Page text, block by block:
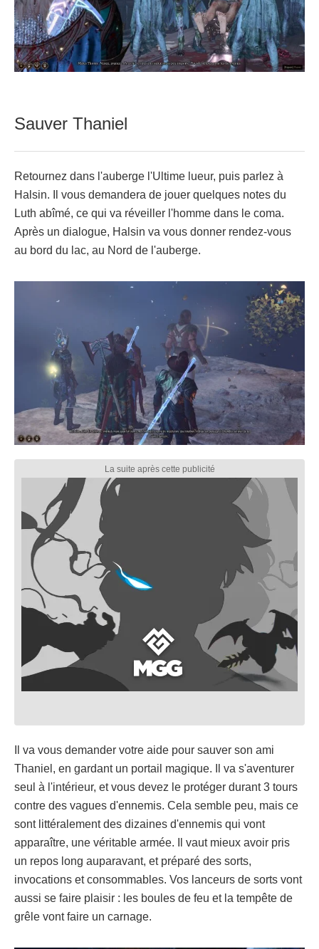
Sauver Thaniel
Retournez dans l'auberge l'Ultime lueur, puis parlez à
Halsin. Il vous demandera de jouer quelques notes du
Luth abîmé, ce qui va réveiller l'homme dans le coma.
Après un dialogue, Halsin va vous donner rendez-vous
au bord du lac, au Nord de l'auberge.
Il va vous demander votre aide pour sauver son ami
Thaniel, en gardant un portail magique. Il va s'aventurer
seul à l'intérieur, et vous devez le protéger durant 3 tours
contre des vagues d'ennemis. Cela semble peu, mais ce
sont littéralement des dizaines d'ennemis qui vont
apparaître, une véritable armée. Il vaut mieux avoir pris
un repos long auparavant, et préparé des sorts,
invocations et consommables. Vos lanceurs de sorts vont
aussi se faire plaisir : les boules de feu et la tempête de
grêle vont faire un carnage.